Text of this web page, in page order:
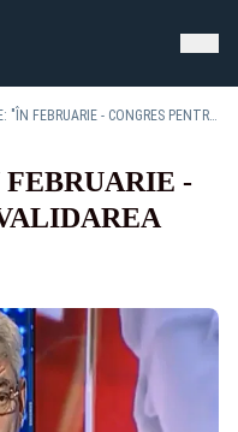
MIHAI TUDOSE: "ÎN FEBRUARIE - CONGRES PENTRU VALIDAREA CANDIDATULUI LA PREZIDENȚIALE"
-